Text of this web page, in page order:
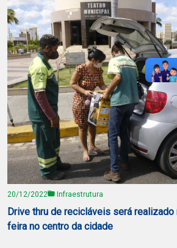
20/12/2022 Infraestrutura
Drive thru de recicláveis será
feira no centro da cidade